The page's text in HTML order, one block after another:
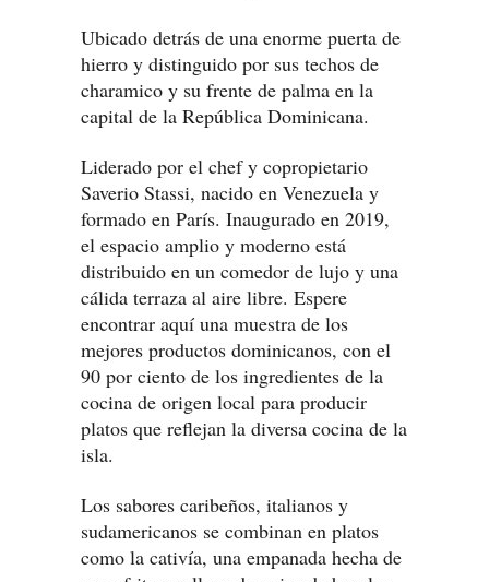
Ubicado detrás de una enorme puerta de
hierro y distinguido por sus techos de
charamico y su frente de palma en la
capital de la República Dominicana.
Liderado por el chef y copropietario
Saverio Stassi, nacido en Venezuela y
formado en París. Inaugurado en 2019,
el espacio amplio y moderno está
distribuido en un comedor de lujo y una
cálida terraza al aire libre. Espere
encontrar aquí una muestra de los
mejores productos dominicanos, con el
90 por ciento de los ingredientes de la
cocina de origen local para producir
platos que reflejan la diversa cocina de la
isla.
Los sabores caribeños, italianos y
sudamericanos se combinan en platos
como la cativía, una empanada hecha de